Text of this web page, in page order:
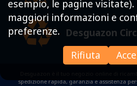
Desguazon
spedizione rapida, garanzia e assistenza
esempio, le pagine
maggiori informazioni e
preferenze.
Rifiuta